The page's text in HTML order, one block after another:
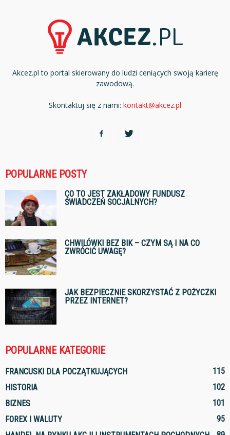
Akcez.pl to portal skierowany do ludzi ceniących swoją karierę
zawodową.
Skontaktuj się z nami: kontakt@akcez.pl
POPULARNE POSTY
CO TO JEST ZAKŁADOWY FUNDUSZ
ŚWIADCZEŃ SOCJALNYCH?
CHWILÓWKI BEZ BIK – CZYM SĄ I NA CO
ZWRÓCIĆ UWAGĘ?
JAK BEZPIECZNIE SKORZYSTAĆ Z POŻYCZKI
PRZEZ INTERNET?
POPULARNE KATEGORIE
FRANCUSKI DLA POCZĄTKUJĄCYCH
115
HISTORIA
102
BIZNES
101
FOREX I WALUTY
95